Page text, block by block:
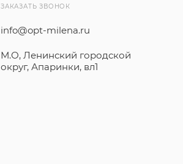
женская.
Ассиметричная, с
ЗАКАЗАТЬ ЗВОНОК
info@opt-milena.ru
М.О, Ленинский городской
округ, Апаринки, вл1